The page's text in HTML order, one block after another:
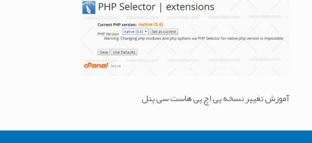
آموزش تغییر نسخه پی اچ پی هاست سی پنل